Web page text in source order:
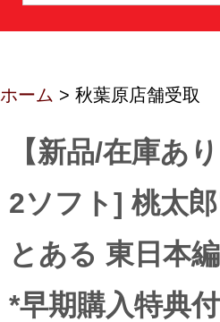
ホーム > 秋葉原店舗受取
【新品/在庫あ
2ソフト] 桃太
とある 東日本
*早期購入特典付